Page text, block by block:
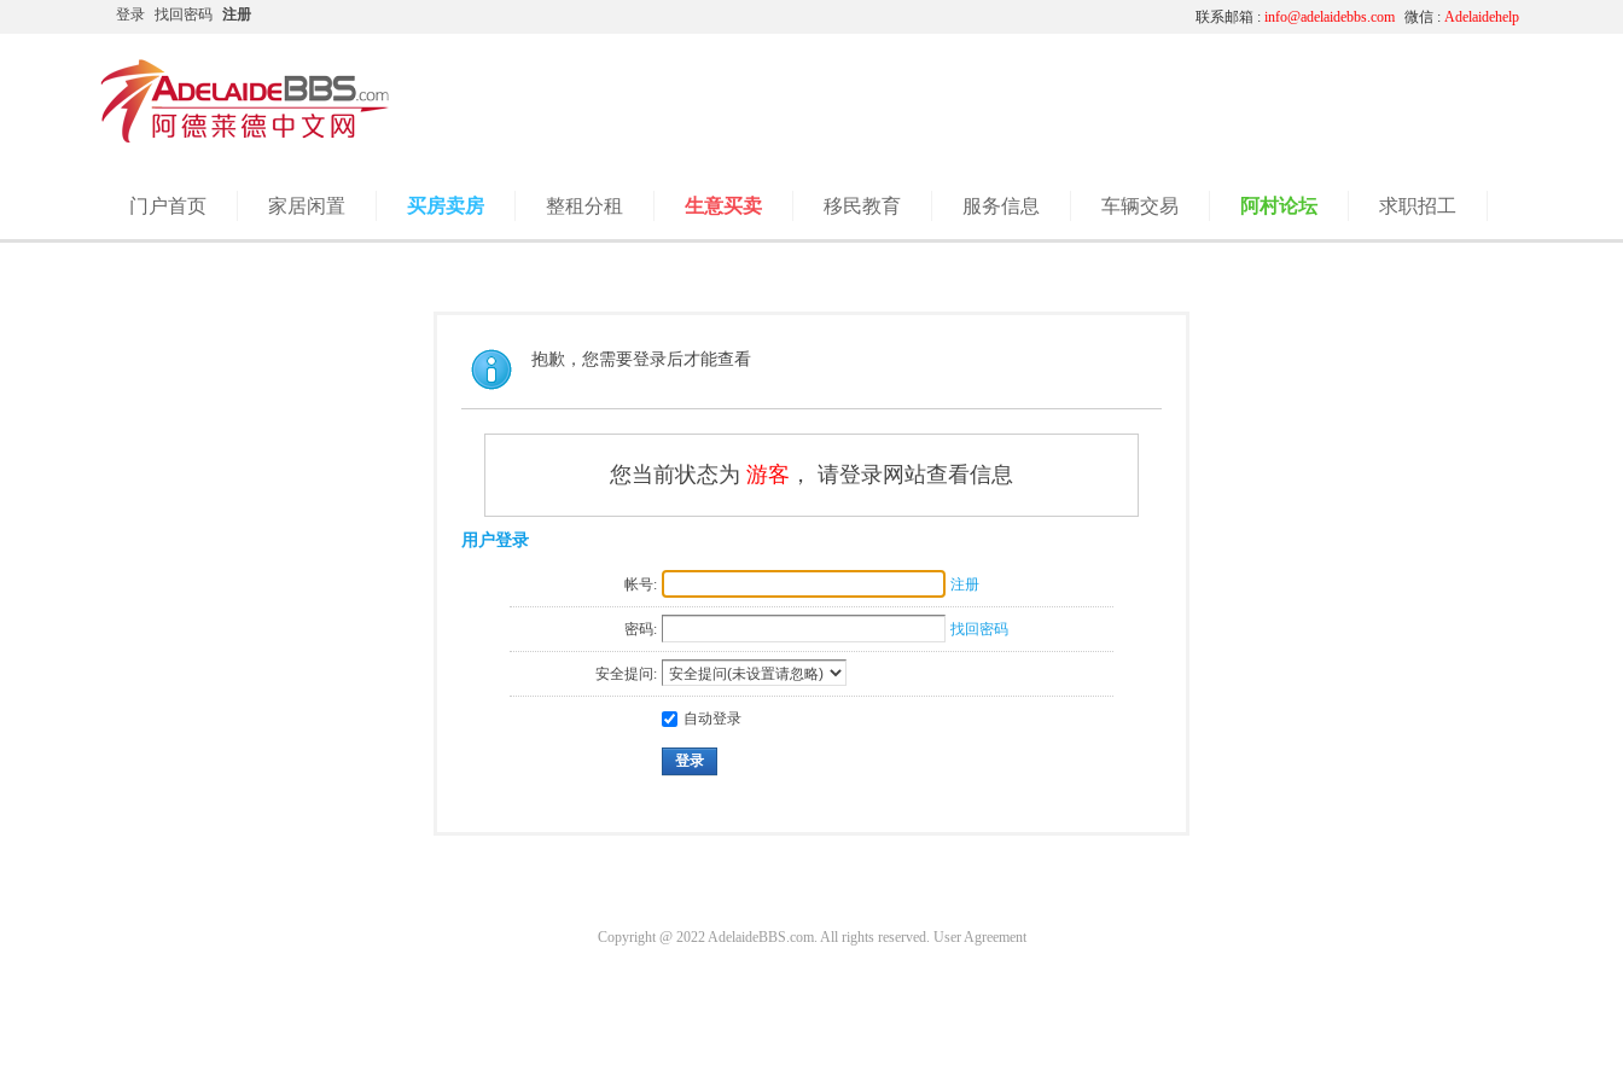
登录 找回密码 注册 微信 : Adelaidehelp
联系邮箱 : info@adelaidebbs.com
门户首页 家居闲置 买房卖房 整租分租 生意买卖 移民教育 服务信息 车辆交易 阿村论坛 求职招工
抱歉，您需要登录后才能查看
您当前状态为 游客 ， 请登录网站查看信息
用户登录
帐号: 注册
密码: 找回密码
安全提问:
自动登录
登录
Copyright @ 2022 AdelaideBBS.com. All rights reserved. User Agreement